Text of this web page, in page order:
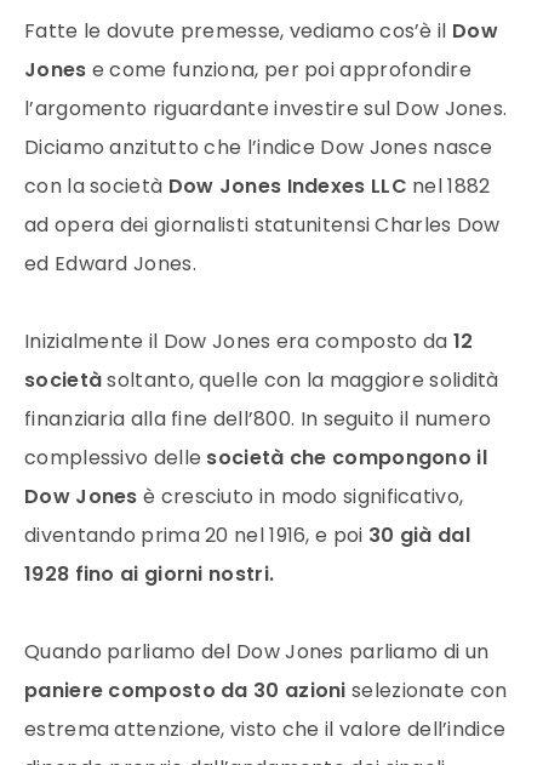
Fatte le dovute premesse, vediamo cos’è il Dow
Jones e come funziona, per poi approfondire
l’argomento riguardante investire sul Dow Jones.
Diciamo anzitutto che l’indice Dow Jones nasce
con la società Dow Jones Indexes LLC nel 1882
ad opera dei giornalisti statunitensi Charles Dow
ed Edward Jones.
Inizialmente il Dow Jones era composto da 12
societàsoltanto, quelle con la maggiore solidità
finanziaria alla fine dell’800. In seguito il numero
complessivo delle società che compongono il
Dow Jonesè cresciuto in modo significativo,
diventando prima 20 nel 1916, e poi 30 già dal
1928 fino ai giorni nostri.
Quando parliamo del Dow Jones parliamo di un
paniere composto da 30 azioni selezionate con
estrema attenzione, visto che il valore dell’indice